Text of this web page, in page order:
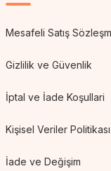
Mesafeli Satış
Gizlilik ve Güvenlik
İptal ve İade Koşullari
Kişisel Veriler Politikası
İade ve Değişim